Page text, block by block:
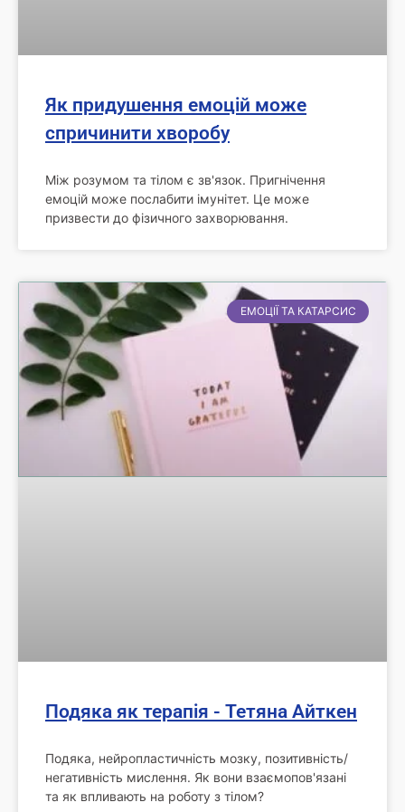
Як придушення емоцій може
спричинити хворобу
Між розумом та тілом є зв'язок. Пригнічення
емоцій може послабити імунітет. Це може
призвести до фізичного захворювання.
ЕМОЦІЇ ТА КАТАРСИС
Подяка як терапія - Тетяна Айткен
Подяка, нейропластичність мозку, позитивність/
негативність мислення. Як вони взаємопов'язані
та як впливають на роботу з тілом?